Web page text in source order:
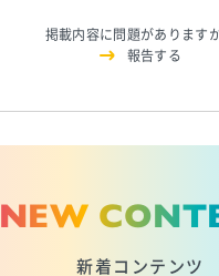
掲載内容に問題があります
報告する
NEW
新着コンテンツ